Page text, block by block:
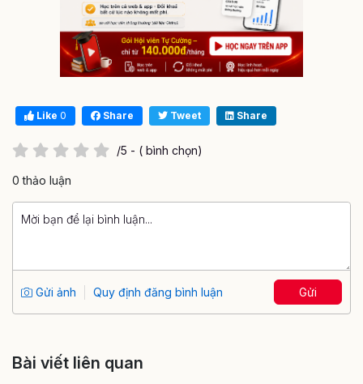
Like 0 Share Tweet Share
/5 - ( bình chọn)
0 thảo luận
Gửi ảnh Quy định đăng bình luận Gửi
Bài viết liên quan